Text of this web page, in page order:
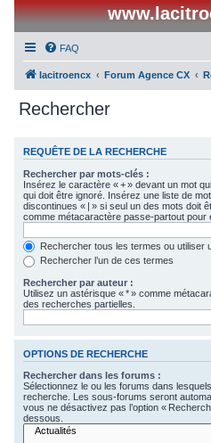
FAQ
lacitroencx Forum Agence CX
Rechercher
REQUÊTE DE LA RECHERCHE
Rechercher par mots-clés :
Insérez le caractère « + » devant un mot
qui doit être ignoré. Insérez une liste de
discontinues « | » si seul un des mots doit
comme métacaractère passe-partout pour
Rechercher tous les termes ou utiliser
Rechercher l’un de ces termes
Rechercher par auteur :
Utilisez un astérisque « * » comme
des recherches partielles.
OPTIONS DE RECHERCHE
Rechercher dans les forums :
Sélectionnez le ou les forums dans
recherche. Les sous-forums seront
vous ne désactivez pas l’option «
dessous.